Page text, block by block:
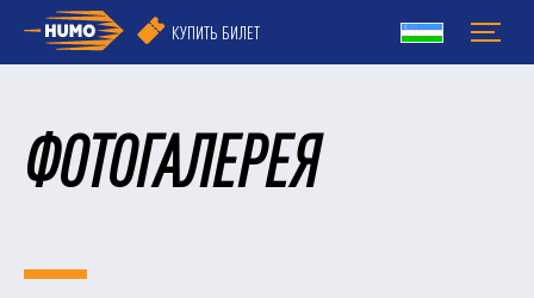
КУПИТЬ БИЛЕТ
ФОТОГАЛЕРЕЯ